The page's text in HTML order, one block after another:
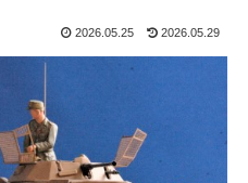
2026.05.25 2026.05.29